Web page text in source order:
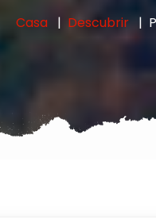
Casa Descubrir